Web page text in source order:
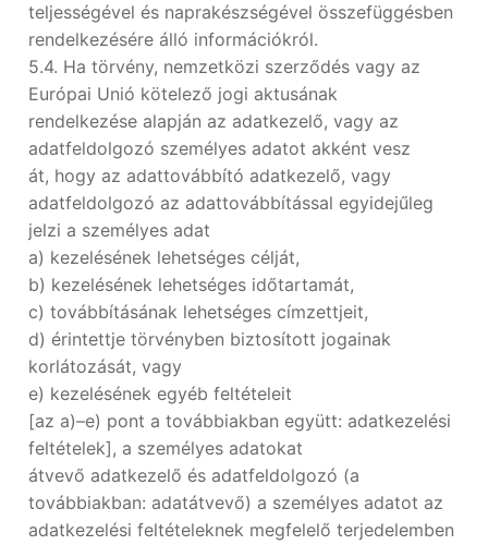
teljességével és naprakészségével összefüggésben
rendelkezésére álló információkról.
5.4. Ha törvény, nemzetközi szerződés vagy az
Európai Unió kötelező jogi aktusának
rendelkezése alapján az adatkezelő, vagy az
adatfeldolgozó személyes adatot akként vesz
át, hogy az adattovábbító adatkezelő, vagy
adatfeldolgozó az adattovábbítással egyidejűleg
jelzi a személyes adat
a) kezelésének lehetséges célját,
b) kezelésének lehetséges időtartamát,
c) továbbításának lehetséges címzettjeit,
d) érintettje törvényben biztosított jogainak
korlátozását, vagy
e) kezelésének egyéb feltételeit
[az a)–e) pont a továbbiakban együtt: adatkezelési
feltételek], a személyes adatokat
átvevő adatkezelő és adatfeldolgozó (a
továbbiakban: adatátvevő) a személyes adatot az
adatkezelési feltételeknek megfelelő terjedelemben